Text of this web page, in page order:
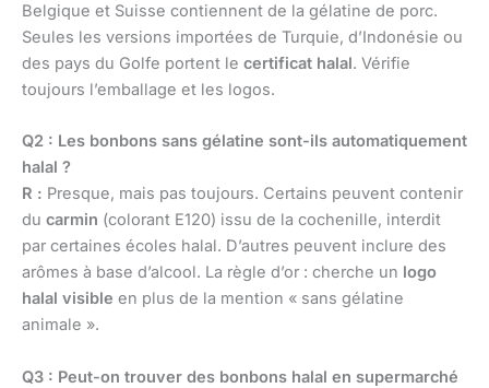
Belgique et Suisse contiennent de la gélatine de porc.
Seules les versions importées de Turquie, d’Indonésie ou
des pays du Golfe portent le certificat halal. Vérifie
toujours l’emballage et les logos.
Q2 : Les bonbons sans gélatine sont-ils automatiquement
halal ?
R : Presque, mais pas toujours. Certains peuvent contenir
du carmin (colorant E120) issu de la cochenille, interdit
par certaines écoles halal. D’autres peuvent inclure des
arômes à base d’alcool. La règle d’or : cherche un logo
halal visible en plus de la mention « sans gélatine
animale ».
Q3 : Peut-on trouver des bonbons halal en supermarché